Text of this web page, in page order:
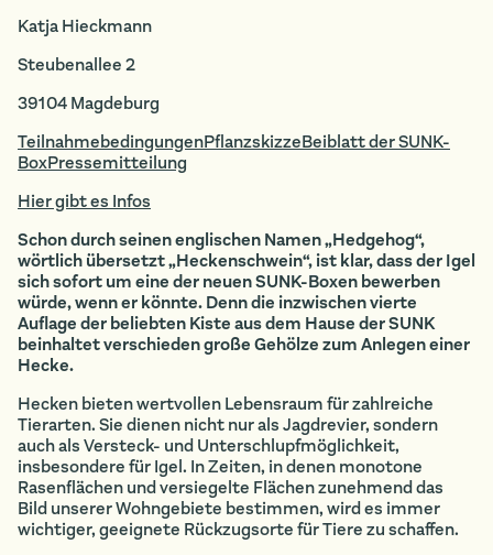
Katja Hieckmann
Steubenallee 2
39104 Magdeburg
TeilnahmebedingungenPflanzskizzeBeiblatt der SUNK-
BoxPressemitteilung
Hier gibt es Infos
Schon durch seinen englischen Namen „Hedgehog“,
wörtlich übersetzt „Heckenschwein“, ist klar, dass der Igel
sich sofort um eine der neuen SUNK-Boxen bewerben
würde, wenn er könnte. Denn die inzwischen vierte
Auflage der beliebten Kiste aus dem Hause der SUNK
beinhaltet verschieden große Gehölze zum Anlegen einer
Hecke.
Hecken bieten wertvollen Lebensraum für zahlreiche
Tierarten. Sie dienen nicht nur als Jagdrevier, sondern
auch als Versteck- und Unterschlupfmöglichkeit,
insbesondere für Igel. In Zeiten, in denen monotone
Rasenflächen und versiegelte Flächen zunehmend das
Bild unserer Wohngebiete bestimmen, wird es immer
wichtiger, geeignete Rückzugsorte für Tiere zu schaffen.